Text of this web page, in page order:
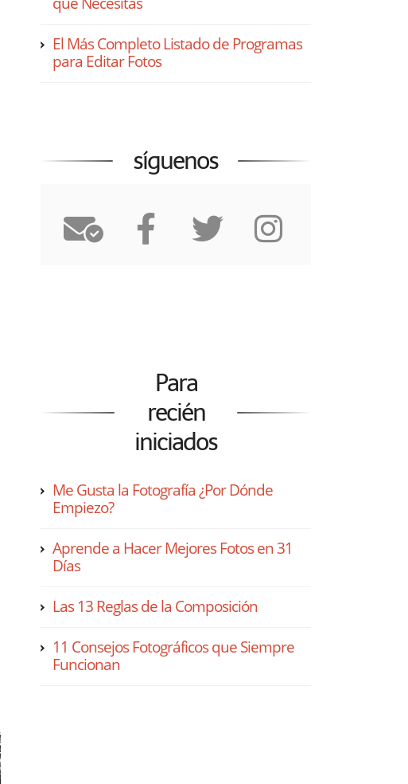
El Más Completo Listado de Programas
para Editar Fotos
síguenos
Para
recién
iniciados
Me Gusta la Fotografía ¿Por Dónde
Empiezo?
Aprende a Hacer Mejores Fotos en 31
Días
Las 13 Reglas de la Composición
11 Consejos Fotográficos que Siempre
Funcionan